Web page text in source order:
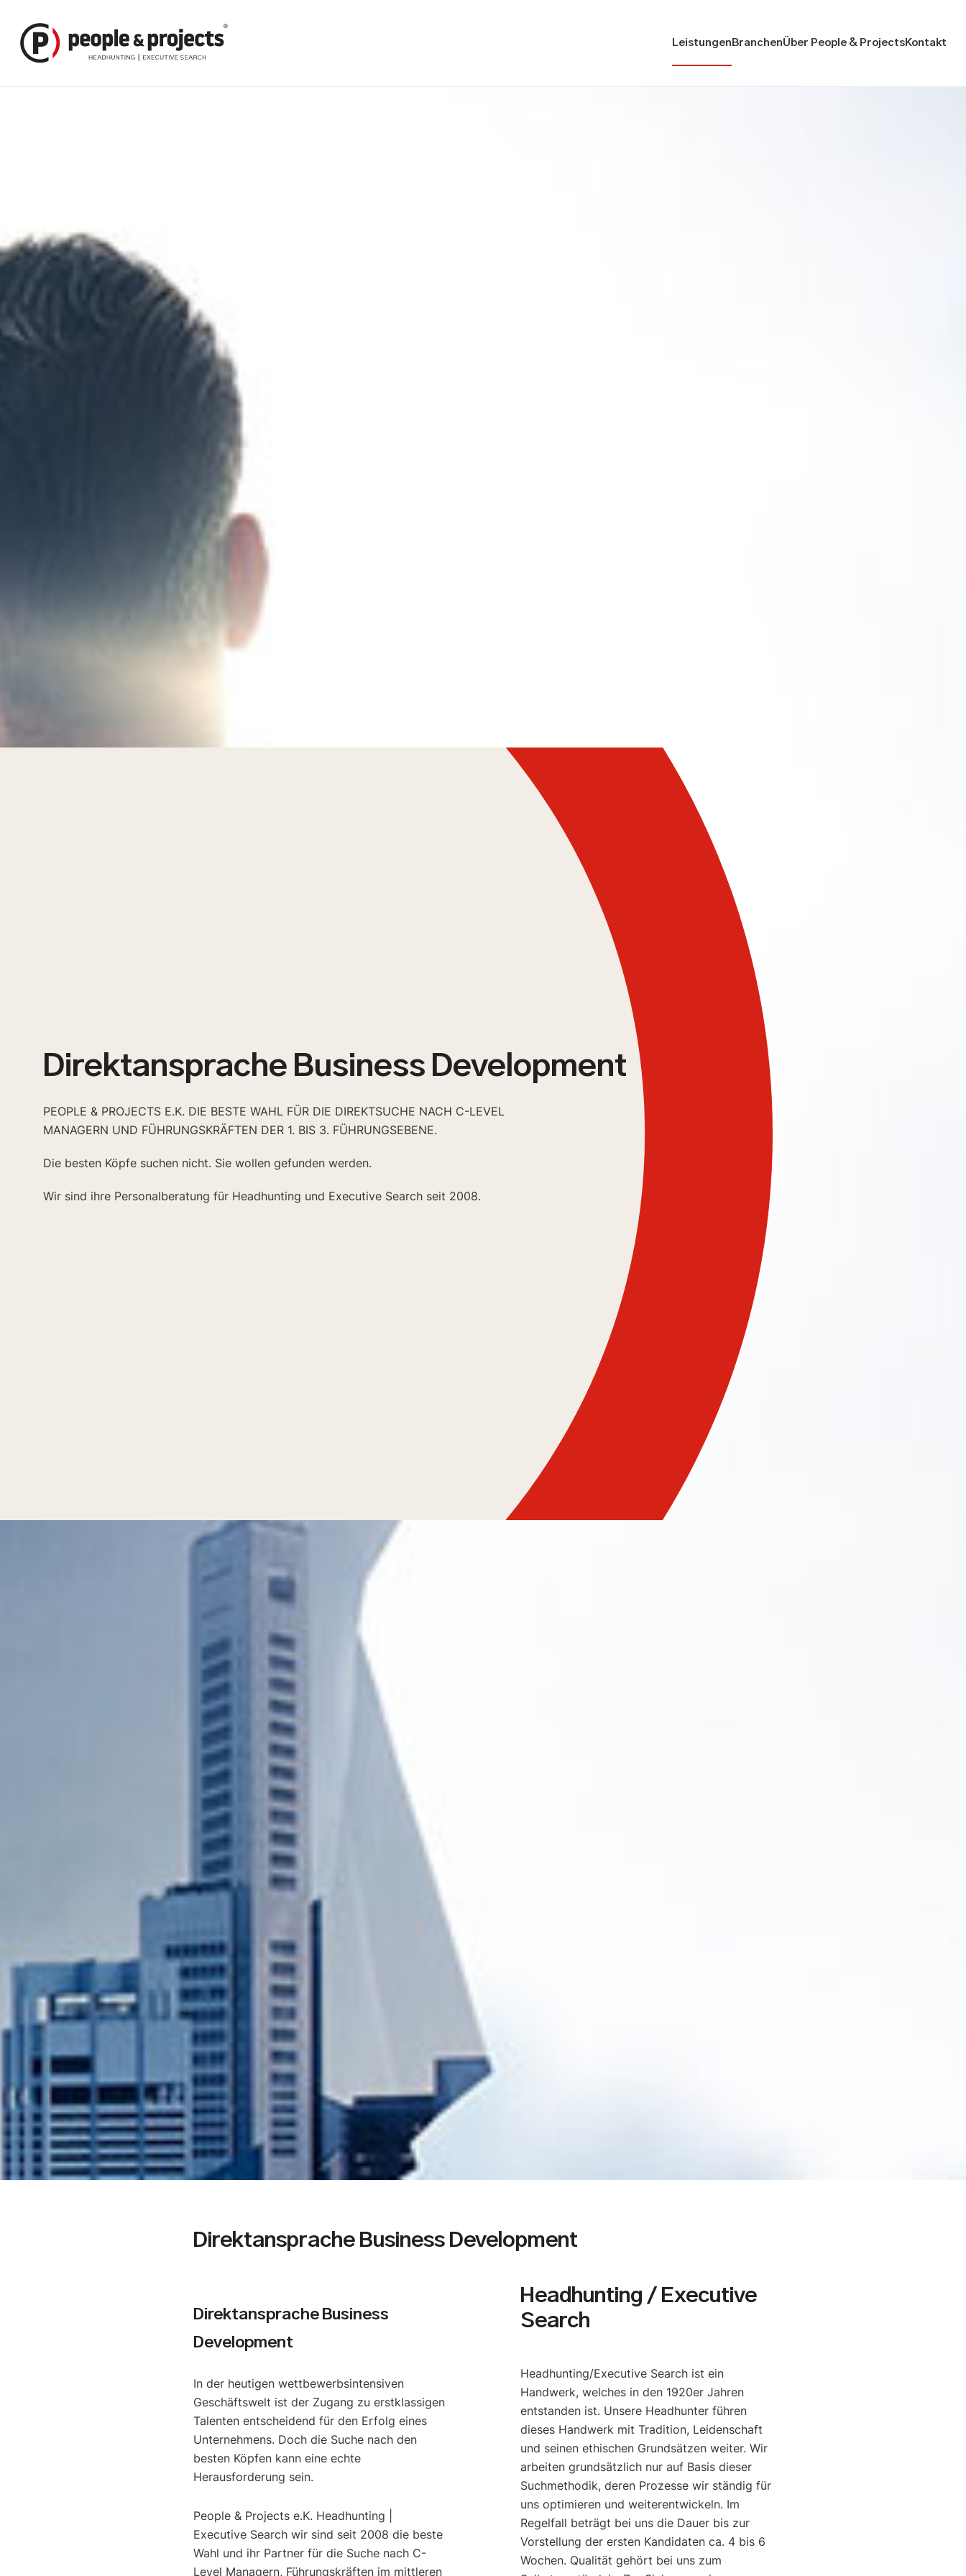
Leistungen BranchenÜber People & Projects Kontakt
Direktansprache Business Development
PEOPLE & PROJECTS E.K. DIE BESTE WAHL FÜR DIE DIREKTSUCHE NACH C-LEVEL
MANAGERN UND FÜHRUNGSKRÄFTEN DER 1. BIS 3. FÜHRUNGSEBENE.
Die besten Köpfe suchen nicht. Sie wollen gefunden werden.
Wir sind ihre Personalberatung für Headhunting und Executive Search seit 2008.
Direktansprache Business Development
Direktansprache Business
Development
In der heutigen wettbewerbsintensiven
Geschäftswelt ist der Zugang zu erstklassigen
Talenten entscheidend für den Erfolg eines
Unternehmens. Doch die Suche nach den
besten Köpfen kann eine echte
Herausforderung sein.
People & Projects e.K. Headhunting |
Executive Search wir sind seit 2008 die beste
Wahl und ihr Partner für die Suche nach C-
Level Managern, Führungskräften im mittleren
Headhunting / Executive
Search
Headhunting/Executive Search ist ein
Handwerk, welches in den 1920er Jahren
entstanden ist. Unsere Headhunter führen
dieses Handwerk mit Tradition, Leidenschaft
und seinen ethischen Grundsätzen weiter. Wir
arbeiten grundsätzlich nur auf Basis dieser
Suchmethodik, deren Prozesse wir ständig für
uns optimieren und weiterentwickeln. Im
Regelfall beträgt bei uns die Dauer bis zur
Vorstellung der ersten Kandidaten ca. 4 bis 6
Wochen. Qualität gehört bei uns zum